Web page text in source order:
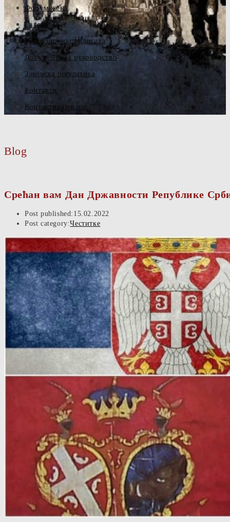
Форум жена
Галерија
Руководство синдиката
Документа за руководство
Законска регулатива
Контакти
Контактирајте нас
Blog
Срећан вам Дан Државности Републике
Post published: 15.02.2022
Post category:Честитке